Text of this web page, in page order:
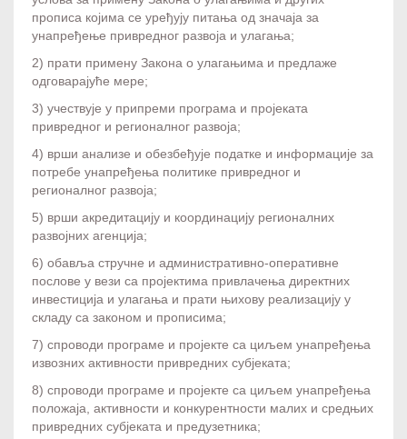
прописа којима се уређују питања од значаја за
унапређење привредног развоја и улагања;
2) прати примену Закона о улагањима и предлаже
одговарајуће мере;
3) учествује у припреми програма и пројеката
привредног и регионалног развоја;
4) врши анализе и обезбеђује податке и информације за
потребе унапређења политике привредног и
регионалног развоја;
5) врши акредитацију и координацију регионалних
развојних агенција;
6) обавља стручне и административно-оперативне
послове у вези са пројектима привлачења директних
инвестиција и улагања и прати њихову реализацију у
складу са законом и прописима;
7) спроводи програме и пројекте са циљем унапређења
извозних активности привредних субјеката;
8) спроводи програме и пројекте са циљем унапређења
положаја, активности и конкурентности малих и средњих
привредних субјеката и предузетника;